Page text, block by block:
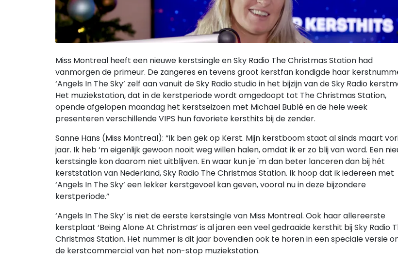
Miss Montreal heeft een nieuwe kerstsingle en Sky Radio The Christmas Station had
vanmorgen de primeur. De zangeres en tevens groot kerstfan kondigde haar
‘Angels In The Sky’ zelf aan vanuit de Sky Radio studio in het bijzijn van de Sky Radio
Het muziekstation, dat in de kerstperiode wordt omgedoopt tot The Christmas Station,
opende afgelopen maandag het kerstseizoen met Michael Bublé en de hele week
presenteren verschillende VIPS hun favoriete kersthits bij de zender.
Sanne Hans (Miss Montreal): “Ik ben gek op Kerst. Mijn kerstboom staat al sinds maart
jaar. Ik heb ‘m eigenlijk gewoon nooit weg willen halen, omdat ik er zo blij van word. Een
kerstsingle kon daarom niet uitblijven. En waar kun je 'm dan beter lanceren dan bij hét
kerststation van Nederland, Sky Radio The Christmas Station. Ik hoop dat ik iedereen met
‘Angels In The Sky’ een lekker kerstgevoel kan geven, vooral nu in deze bijzondere
kerstperiode.”
‘Angels In The Sky’ is niet de eerste kerstsingle van Miss Montreal. Ook haar allereerste
kerstplaat ‘Being Alone At Christmas’ is al jaren een veel gedraaide kersthit bij Sky Radio
Christmas Station. Het nummer is dit jaar bovendien ook te horen in een speciale versie
de kerstcommercial van het non-stop muziekstation.